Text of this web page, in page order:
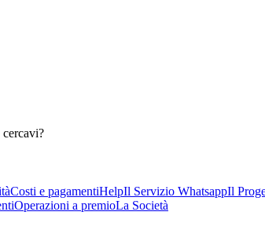
Costi e pagamentiHelpIl Servizio WhatsappIl
Operazioni a premioLa Società